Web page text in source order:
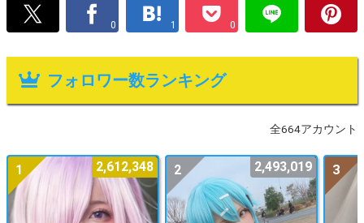
0 1 0
フォロワー数ランキング
全664アカウント
1 2,612,348 2 2,493,019 3